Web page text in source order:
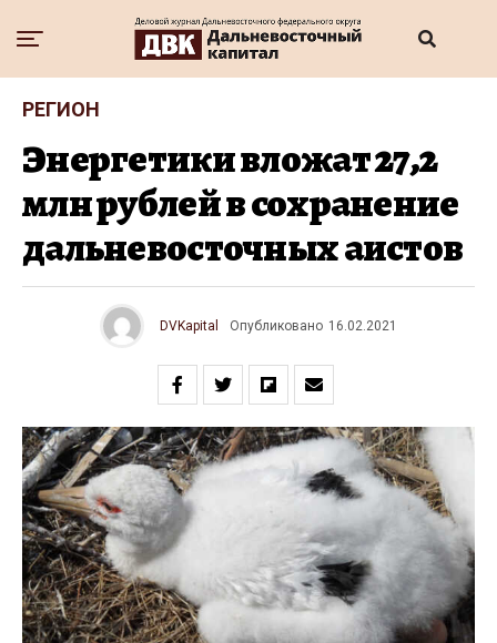
РЕГИОН
Энергетики вложат 27,2
млн рублей в сохранение
дальневосточных аистов
DVKapital Опубликовано 16.02.2021